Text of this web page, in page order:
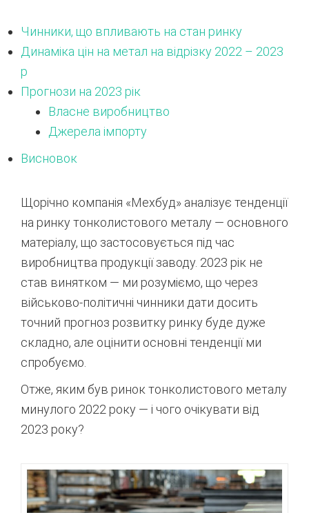
Чинники, що впливають на стан ринку
Динаміка цін на метал на відрізку 2022 – 2023
р
Прогнози на 2023 рік
Власне виробництво
Джерела імпорту
Висновок
Щорічно компанія «Мехбуд» аналізує тенденції
на ринку тонколистового металу — основного
матеріалу, що застосовується під час
виробництва продукції заводу. 2023 рік не
став винятком — ми розуміємо, що через
військово-політичні чинники дати досить
точний прогноз розвитку ринку буде дуже
складно, але оцінити основні тенденції ми
спробуємо.
Отже, яким був ринок тонколистового металу
минулого 2022 року — і чого очікувати від
2023 року?